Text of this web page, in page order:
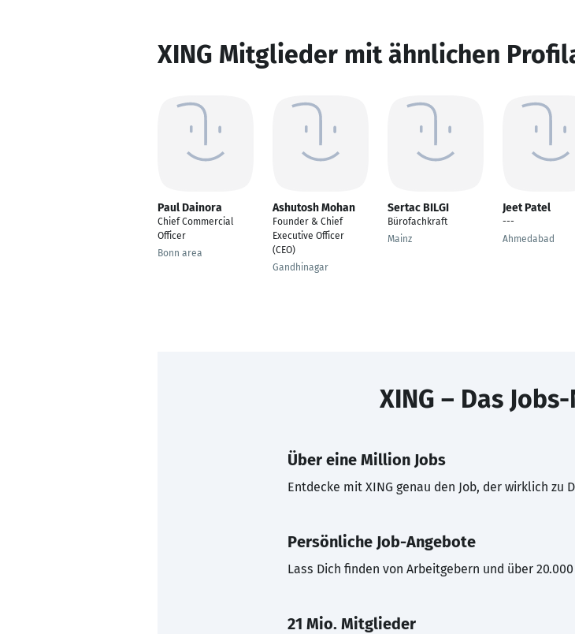
XING Mitglieder mit ähnlichen
Paul Dainora
Chief Commercial
Officer
Bonn area
Ashutosh Mohan
Founder & Chief
Executive Officer
(CEO)
Gandhinagar
Sertac BILGI
Bürofachkraft
Mainz
Jeet Patel
---
Ahmedabad
XING – Das
Über eine Million Jobs
Entdecke mit XING genau den Job, der wirklich zu
Persönliche Job-Angebote
Lass Dich finden von Arbeitgebern und über
21 Mio. Mitglieder